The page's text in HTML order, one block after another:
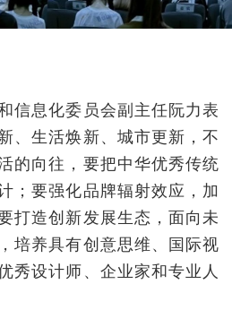
信息化委员会副主任阮力表
、生活焕新、城市更新，不
的向往，要把中华优秀传统
；要强化品牌辐射效应，加
打造创新发展生态，面向未
培养具有创意思维、国际视
秀设计师、企业家和专业人